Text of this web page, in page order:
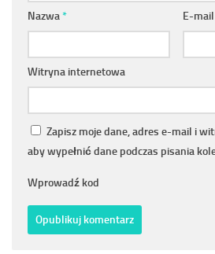
Nazwa* E-mail
Witryna internetowa
Zapisz moje dane, adres e-mail i
aby wypełnić dane podczas pisania
Wprowadź kod